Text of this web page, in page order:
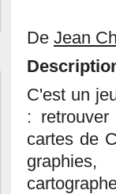
De Jean
C'est un
:
cartes de